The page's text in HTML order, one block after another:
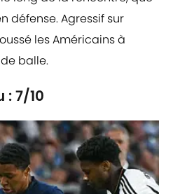
défense. Agressif sur
les Américains à
balle.
: 7/10